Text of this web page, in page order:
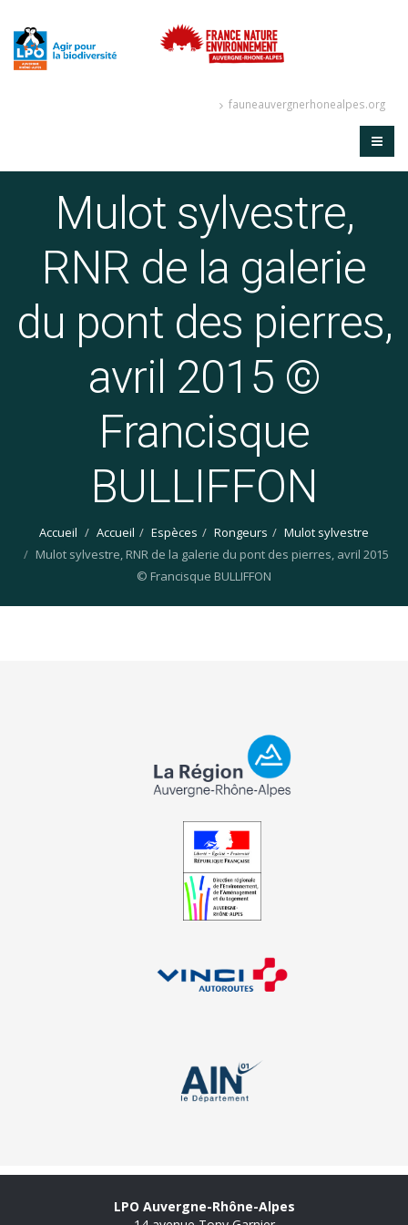
fauneauvergnerhonealpes.org
Mulot sylvestre,
RNR de la galerie
du pont des pierres,
avril 2015 ©
Francisque
BULLIFFON
Accueil Accueil Espèces Rongeurs
Mulot sylvestre
Mulot sylvestre, RNR de la galerie du pont des pierres, avril 2015
© Francisque BULLIFFON
LPO Auvergne-Rhône-Alpes